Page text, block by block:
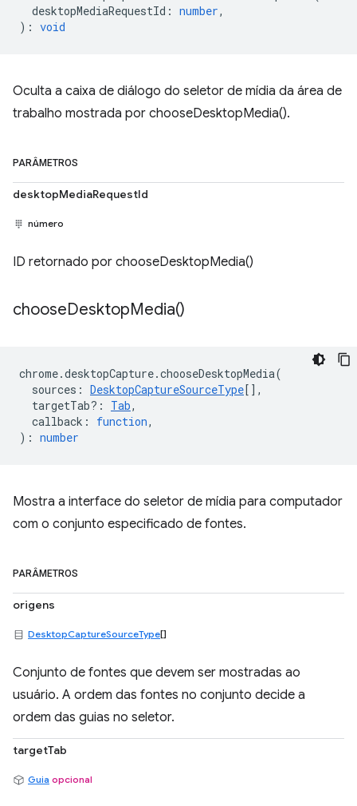
desktopMediaRequestId : number,
) : void
Oculta a caixa de diálogo do seletor de mídia da área de
trabalho mostrada por chooseDesktopMedia().
PARÂMETROS
desktopMediaRequestId
número
ID retornado por chooseDesktopMedia()
chooseDesktopMedia()
chrome.desktopCapture.chooseDesktopMedia(
sources : DesktopCaptureSourceType[],
targetTab? : Tab,
callback : function,
) : number
Mostra a interface do seletor de mídia para computador
com o conjunto especificado de fontes.
PARÂMETROS
origens
DesktopCaptureSourceType[]
Conjunto de fontes que devem ser mostradas ao
usuário. A ordem das fontes no conjunto decide a
ordem das guias no seletor.
targetTab
Guia opcional